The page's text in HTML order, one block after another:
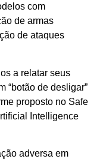
com
de armas
de ataques
a relatar seus
“botão de desligar”
proposto no Safe
Intelligence
adversa em